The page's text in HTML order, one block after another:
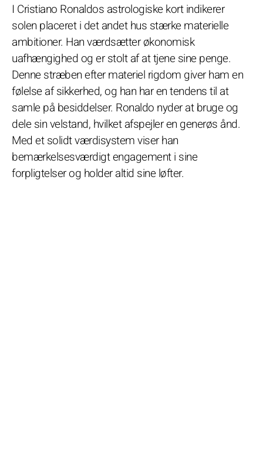
I Cristiano Ronaldos astrologiske kort indikerer
solen placeret i det andet hus stærke materielle
ambitioner. Han værdsætter økonomisk
uafhængighed og er stolt af at tjene sine penge.
Denne stræben efter materiel rigdom giver ham en
følelse af sikkerhed, og han har en tendens til at
samle på besiddelser. Ronaldo nyder at bruge og
dele sin velstand, hvilket afspejler en generøs ånd.
Med et solidt værdisystem viser han
bemærkelsesværdigt engagement i sine
forpligtelser og holder altid sine løfter.